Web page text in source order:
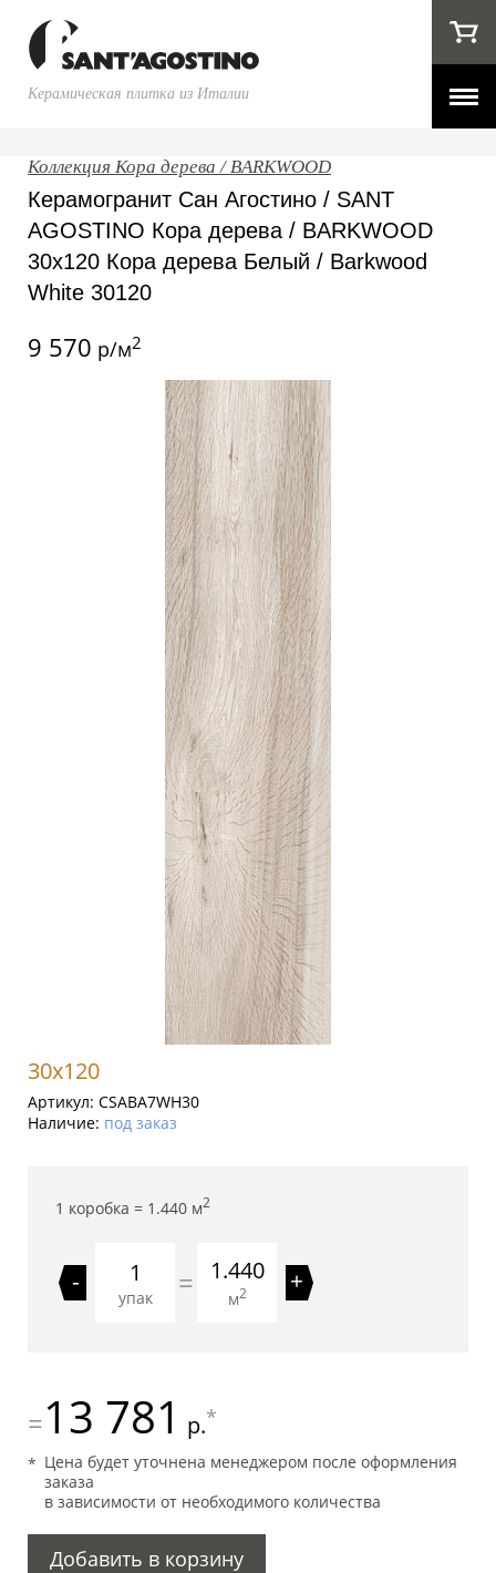
Керамическая плитка из Италии
Коллекция Кора дерева / BARKWOOD
Керамогранит Сан Агостино / SANT
AGOSTINO Кора дерева / BARKWOOD
30x120 Кора дерева Белый / Barkwood
White 30120
9 570 р/м2
30x120
Артикул: CSABA7WH30
Наличие: под заказ
1 коробка = 1.440 м2
-
упак = 1.440
м2 +
=13 781 р.*
Цена будет уточнена менеджером после оформления
заказа
в зависимости от необходимого количества
Добавить в корзину